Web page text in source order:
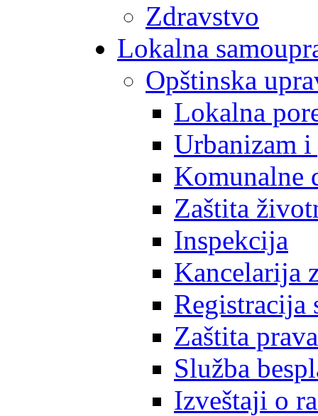
Zdravstvo
Lokalna
Opštinska
Lokalna
Urbanizam
Komunalne
Zaštita
Inspekcija
Kancelarija
Registracija
Zaštita
Služba
Izveštaji o